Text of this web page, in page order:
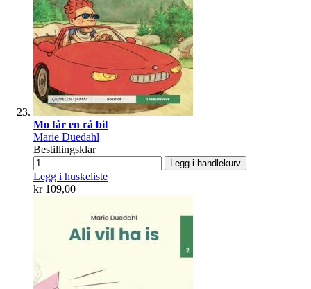
Mo får en rå bil
Marie Duedahl
Bestillingsklar
Legg i handlekurv
Legg i huskeliste
kr 109,00